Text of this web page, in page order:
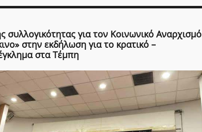
συλλογικότητας για τον Κοινωνικό Αναρχισμό
στην εκδήλωση για το κρατικό –
στα Τέμπη